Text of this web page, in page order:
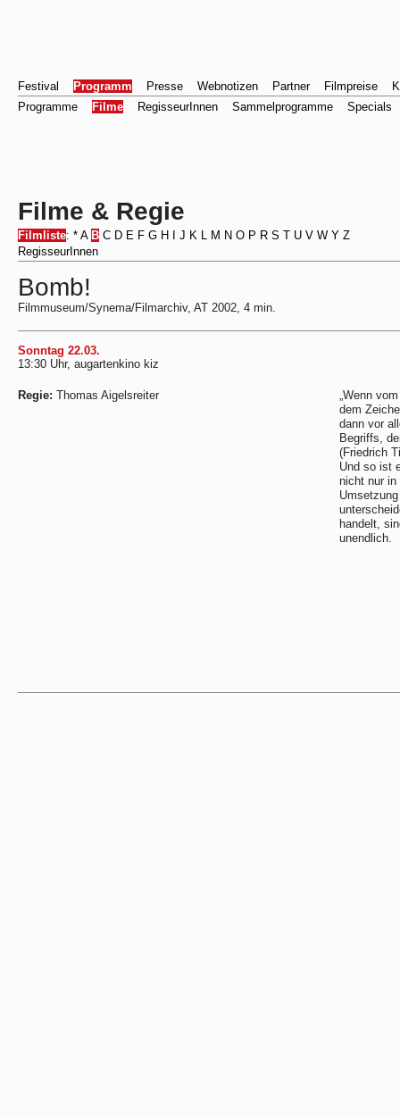
Festival Programm Presse Webnotizen Partner Filmpreise
Programme
Filme RegisseurInnen Sammelprogramme Specials
Filme & Regie
Filmliste: * A B C D E F G H J K L M N O P R S T U V W Y Z
RegisseurInnen
Bomb!
Filmmuseum/Synema/Filmarchiv, AT 2002, 4 min.
Sonntag 22.03.
13:30 Uhr, augartenkino kiz
Regie: Thomas Aigelsreiter
„Wenn
dem
dann vor
Begriffs,
(Friedrich
Und so ist
nicht nur in
handelt,
unendlich.